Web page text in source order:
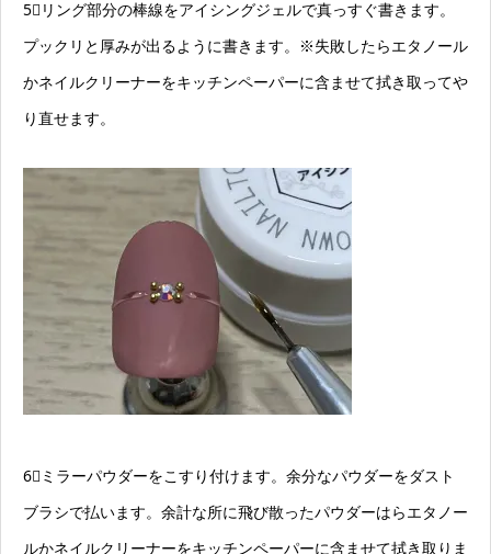
5⃣リング部分の棒線をアイシングジェルで真っすぐ書きます。
プックリと厚みが出るように書きます。※失敗したらエタノール
かネイルクリーナーをキッチンペーパーに含ませて拭き取ってや
り直せます。
6⃣ミラーパウダーをこすり付けます。余分なパウダーをダスト
ブラシで払います。余計な所に飛び散ったパウダーはらエタノー
ルかネイルクリーナーをキッチンペーパーに含ませて拭き取りま